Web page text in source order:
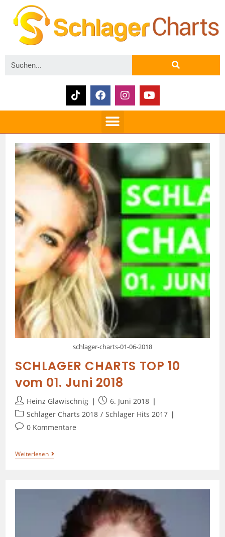
schlager-charts-01-06-2018
SCHLAGER CHARTS TOP 10
vom 01. Juni 2018
Heinz Glawischnig
6. Juni 2018
Schlager Charts 2018 / Schlager Hits 2017
0 Kommentare
Weiterlesen